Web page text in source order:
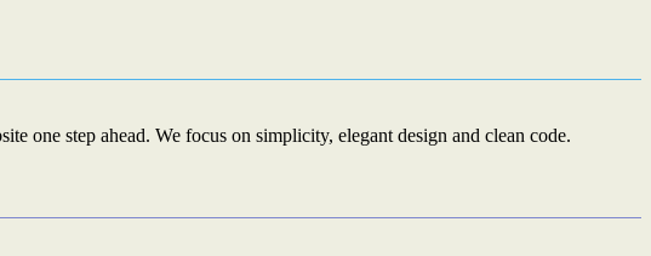
one step ahead. We focus on simplicity, elegant design and clean code.